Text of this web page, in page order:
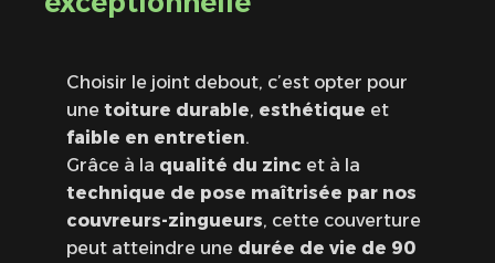
Choisir le joint debout, c’est opter pour
une toiture durable, esthétique et
faible en entretien.
Grâce à la qualité du zinc et à la
technique de pose maîtrisée par nos
couvreurs-zingueurs, cette couverture
peut atteindre une durée de vie de 90